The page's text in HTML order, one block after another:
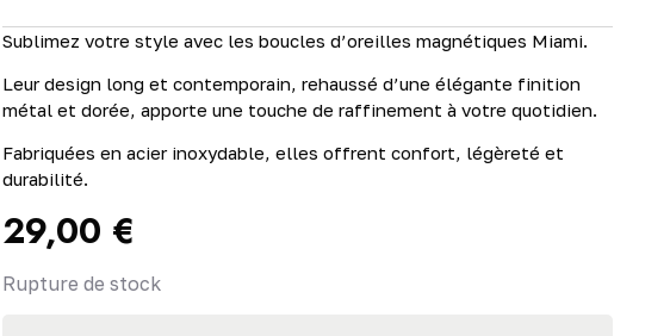
Sublimez votre style avec les boucles d’oreilles magnétiques Miami.
Leur design long et contemporain, rehaussé d’une élégante finition
métal et dorée, apporte une touche de raffinement à votre quotidien.
Fabriquées en acier inoxydable, elles offrent confort, légèreté et
durabilité.
29,00 €
Rupture de stock